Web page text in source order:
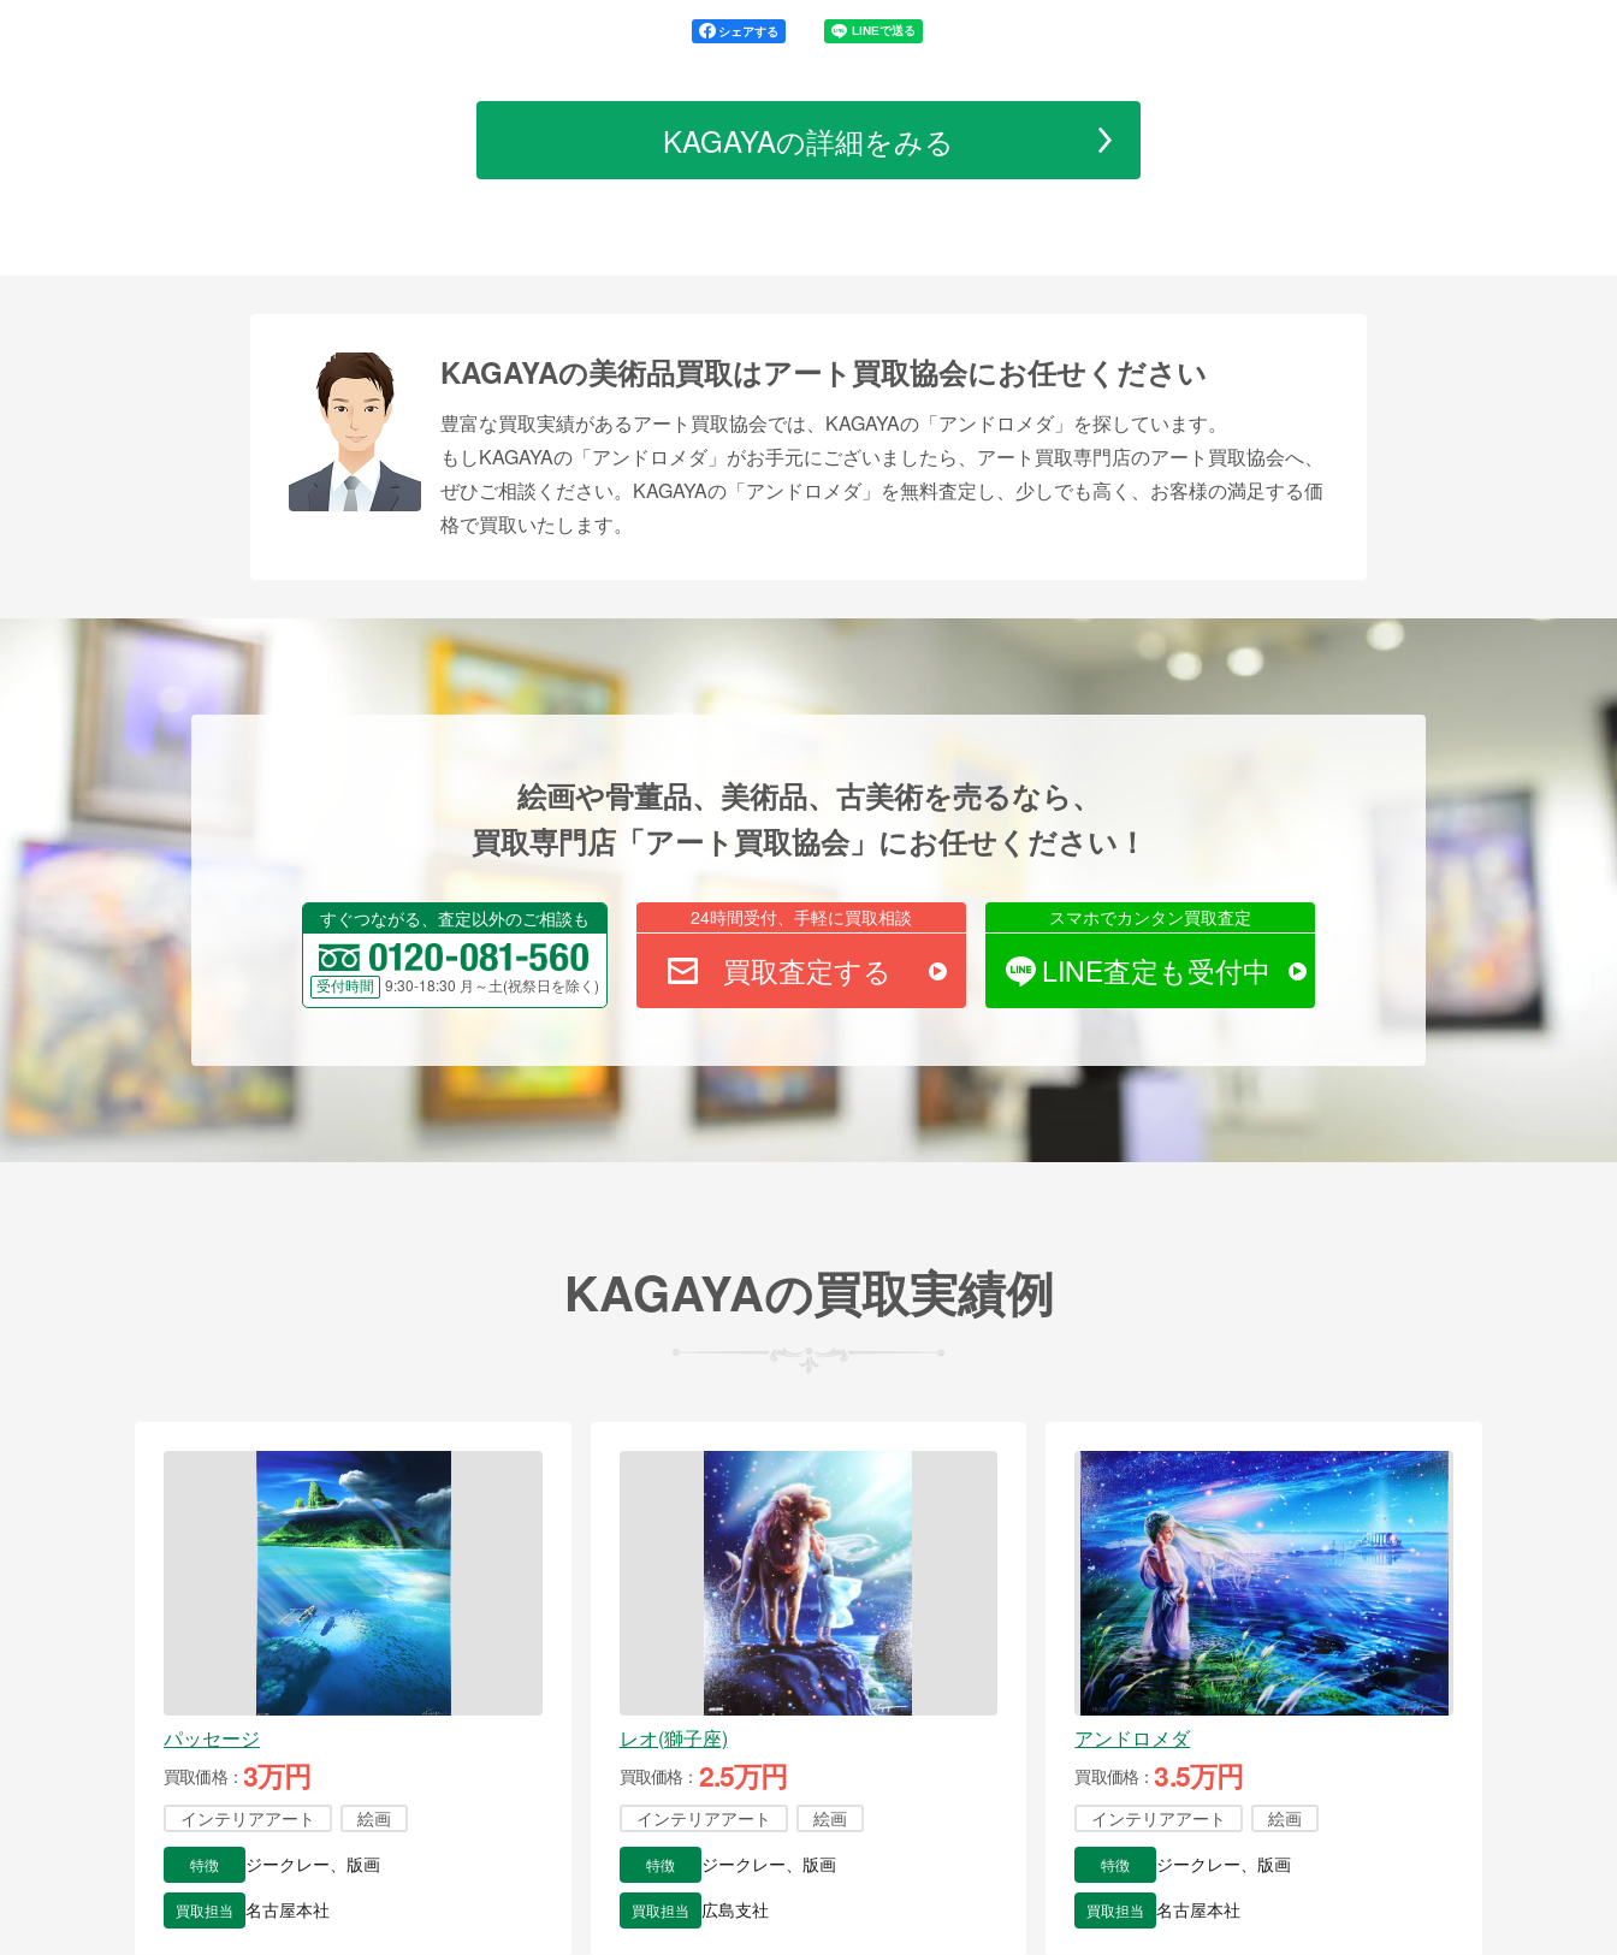
シェアする
KAGAYAの詳細をみる
KAGAYAの美術品買取はアート買取協会にお任せください
豊富な買取実績があるアート買取協会では、KAGAYAの「アンドロメダ」を探しています。
もしKAGAYAの「アンドロメダ」がお手元にございましたら、アート買取専門店のアート買取協会へ、
ぜひご相談ください。KAGAYAの「アンドロメダ」を無料査定し、少しでも高く、お客様の満足する価
格で買取いたします。
絵画や骨董品、美術品、古美術を売るなら、
買取専門店「アート買取協会」にお任せください！
すぐつながる、査定以外のご相談も
受付時間 9:30-18:30 月～土(祝祭日を除く)
24時間受付、手軽に買取相談
買取査定する
スマホでカンタン買取査定
LINE査定も受付中
KAGAYAの買取実績例
パッセージ
買取価格 3万円
インテリアアート 絵画
特徴 ジークレー、版画
買取担当 名古屋本社
レオ(獅子座)
買取価格 2.5万円
インテリアアート 絵画
特徴 ジークレー、版画
買取担当 広島支社
アンドロメダ
買取価格 3.5万円
インテリアアート 絵画
特徴 ジークレー、版画
買取担当 名古屋本社